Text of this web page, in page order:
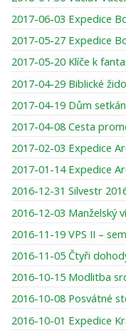
2017-06-03 Expedice
2017-05-27 Expedice
2017-05-20 Klíče k
2017-04-29 Biblické
2017-04-19 Dům
2017-04-08 Cesta
2017-02-03 Expedice
2017-01-14 Expedice
2016-12-31 Silvestr
2016-12-03 Manželský
2016-11-19 VPS II –
2016-11-05 Čtyři
2016-10-15 Modlitba
2016-10-08 Posvátné
2016-10-01 Expedice